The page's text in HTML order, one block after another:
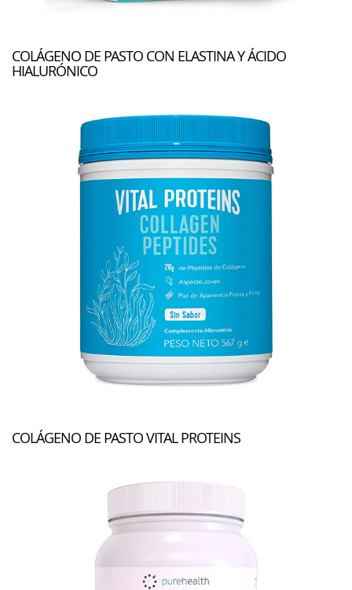
COLÁGENO DE PASTO CON ELASTINA Y ÁCIDO
HIALURÓNICO
COLÁGENO DE PASTO VITAL PROTEINS